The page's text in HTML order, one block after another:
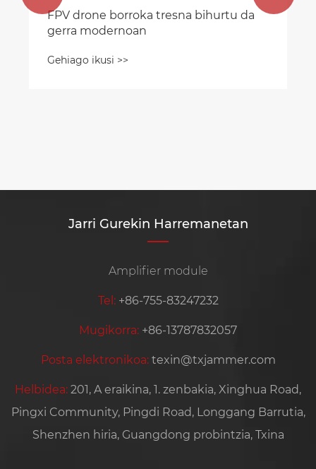
FPV drone borroka tresna bihurtu da
gerra modernoan
Gehiago ikusi >>
Jarri Gurekin Harremanetan
Amplifier module
Tel: +86-755-83247232
Mugikorra: +86-13787832057
Posta elektronikoa: texin@txjammer.com
Helbidea: 201, A eraikina, 1. zenbakia, Xinghua Road,
Pingxi Community, Pingdi Road, Longgang Barrutia,
Shenzhen hiria, Guangdong probintzia, Txina